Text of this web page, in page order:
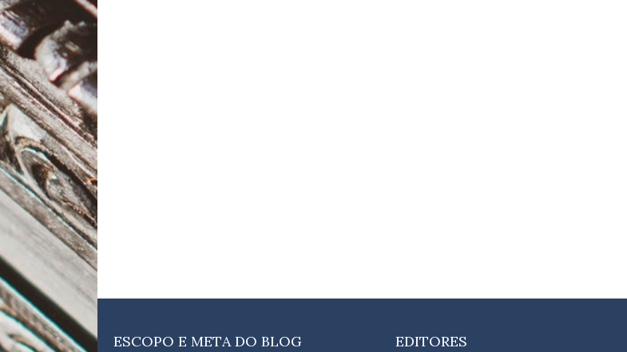
ESCOPO E META DO BLOG EDITORES